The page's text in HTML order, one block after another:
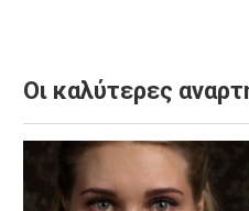
Οι καλύτερες